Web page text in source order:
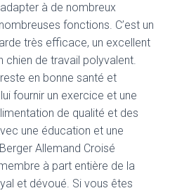
à de nombreux
fonctions. C’est un
très efficace, un excellent
chien de travail polyvalent.
en bonne santé et
fournir un exercice et une
de qualité et des
une éducation et une
Allemand Croisé
à part entière de la
et dévoué. Si vous êtes